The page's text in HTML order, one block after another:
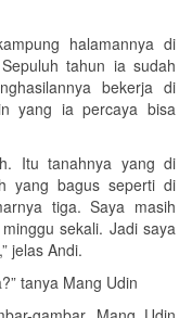
halamannya di
tahun ia sudah
bekerja di
yang ia percaya bisa
Itu tanahnya yang di
yang bagus seperti di
tiga. Saya masih
sekali. Jadi saya
jelas Andi.
tanya Mang Udin